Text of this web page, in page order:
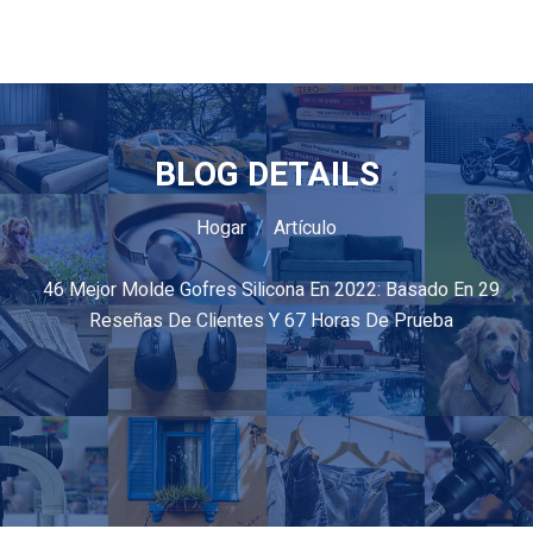
BLOG DETAILS
Hogar Artículo
46 Mejor Molde Gofres Silicona En 2022: Basado En 29
Reseñas De Clientes Y 67 Horas De Prueba